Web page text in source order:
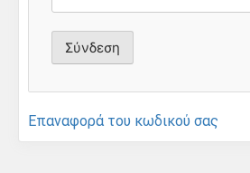
Επαναφορά του κωδικού σας